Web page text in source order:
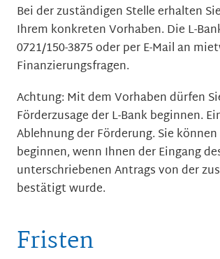
Bei der zuständigen Stelle erhalten
Ihrem konkreten Vorhaben. Die L-
0721/150-3875 oder per E-Mail an
Finanzierungsfragen.
Achtung: Mit dem Vorhaben dürfen
Förderzusage der L-Bank beginnen.
Ablehnung der Förderung. Sie
beginnen, wenn Ihnen derEingang
unterschriebenen Antrags von der
bestätigt wurde.
Fristen